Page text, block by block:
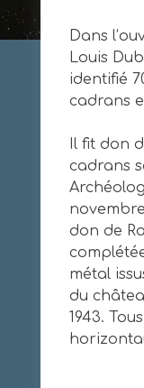
Dans
Louis
identifié
cadrans
Il fit don
cadrans
don de
métal
du
1943.